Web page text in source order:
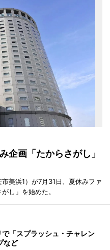
企画「たからさがし」
美浜1）が7月31日、夏休みファ
し」を始めた。
「スプラッシュ・チャレン
など